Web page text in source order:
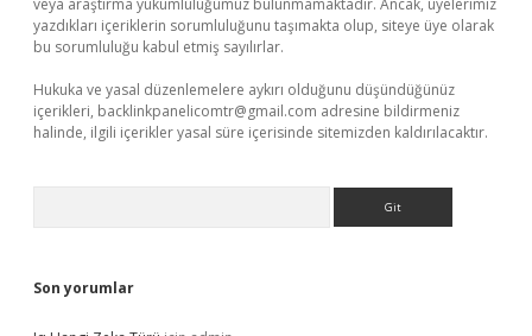
veya araştırma yükümlülüğümüz bulunmamaktadır. Ancak, üyelerimiz
yazdıkları içeriklerin sorumluluğunu taşımakta olup, siteye üye olarak
bu sorumluluğu kabul etmiş sayılırlar.
Hukuka ve yasal düzenlemelere aykırı olduğunu düşündüğünüz
içerikleri, backlinkpanelicomtr@gmail.com adresine bildirmeniz
halinde, ilgili içerikler yasal süre içerisinde sitemizden kaldırılacaktır.
Son yorumlar